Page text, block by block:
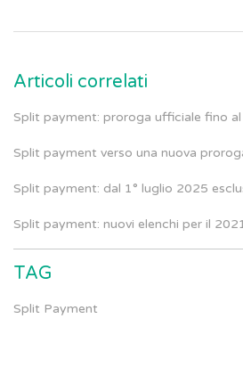
Articoli correlati
Split payment: proroga ufficiale fino
Split payment verso una nuova
Split payment: dal 1° luglio 2025
Split payment: nuovi elenchi per il
TAG
Split Payment